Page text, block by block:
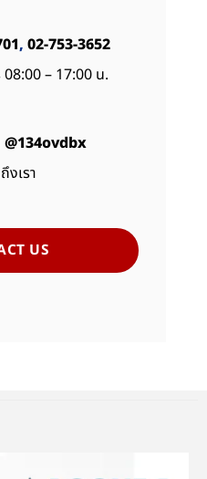
, 02-753-3652
08:00 – 17:00 น.
@134ovdbx
งเรา
US